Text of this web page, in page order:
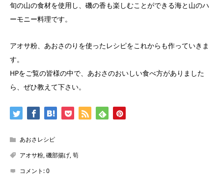
旬の山の食材を使用し、磯の香も楽しむことができる海と山のハ
ーモニー料理です。
アオサ粉、あおさのりを使ったレシピをこれからも作っていきま
す。
HPをご覧の皆様の中で、あおさのおいしい食べ方がありました
ら、ぜひ教えて下さい。
あおさレシピ
アオサ粉,磯部揚げ,筍
コメント:0